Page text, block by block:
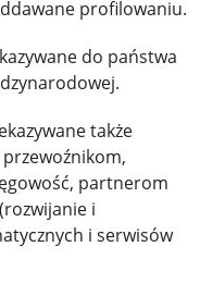
profilowaniu.
do państwa
także
partnerom
i
i serwisów